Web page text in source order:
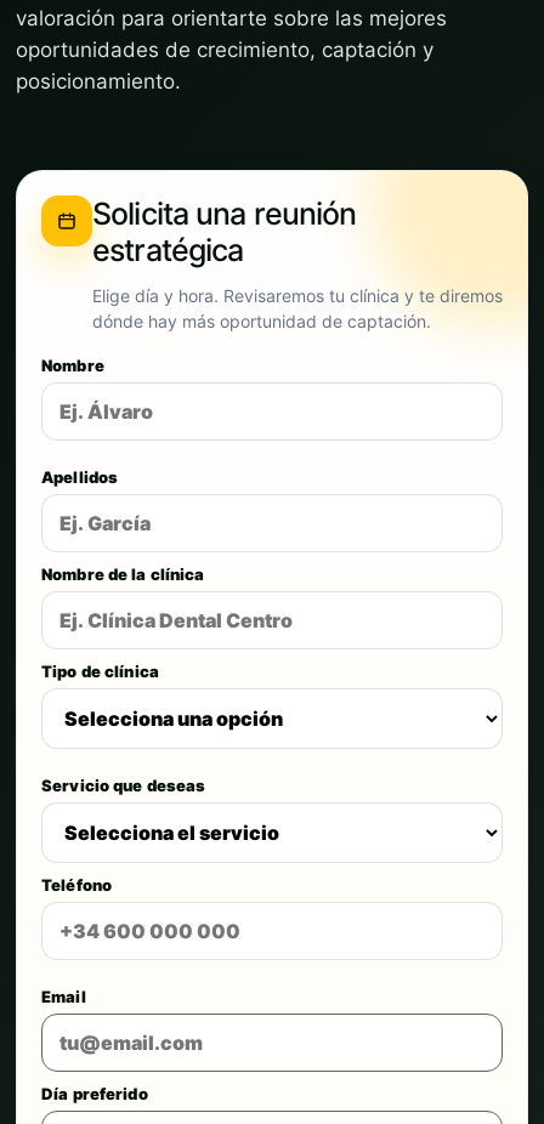
valoración para orientarte sobre las mejores
oportunidades de crecimiento, captación y
posicionamiento.
Solicita una reunión
estratégica
Elige día y hora. Revisaremos tu clínica y te diremos
dónde hay más oportunidad de captación.
Nombre
Apellidos
Nombre de la clínica
Tipo de clínica
Servicio que deseas
Teléfono
Email
Día preferido